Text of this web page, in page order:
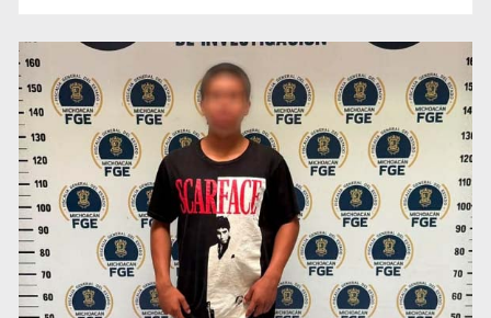
México no está preparado para una intervención
unilateral de EUA contra cárteles